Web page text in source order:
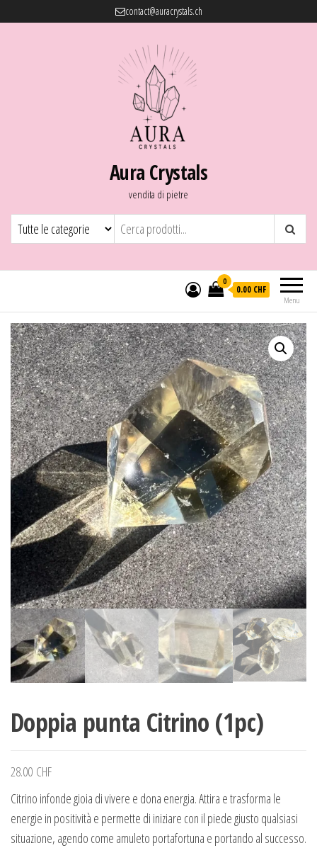
contact@auracrystals.ch
Aura Crystals
vendita di pietre
Menu
0
0.00 CHF
Doppia punta Citrino (1pc)
28.00 CHF
Citrino infonde gioia di vivere e dona energia. Attira e trasforma le
energie in positività e permette di iniziare con il piede giusto qualsiasi
situazione, agendo come amuleto portafortuna e portando al successo.